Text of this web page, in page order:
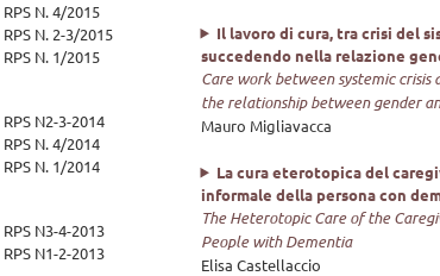
RPS N. 4/2015
RPS N. 2-3/2015
RPS N. 1/2015
RPS N2-3-2014
RPS N. 4/2014
RPS N. 1/2014
RPS N3-4-2013
RPS N1-2-2013
Il lavoro di cura, tra crisi del
succedendo nella relazione
Care work between systemic crisis
the relationship between gender
Mauro Migliavacca
La cura eterotopica del
informale della persona con
The Heterotopic Care of the
People with Dementia
Elisa Castellaccio